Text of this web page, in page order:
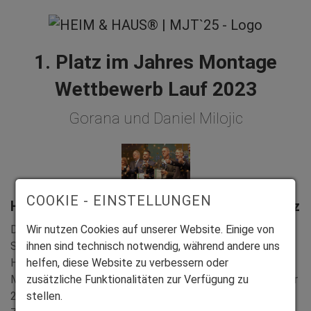
1. Platz im Jahres Montage
Wettbewerb Lauf 2023
Gorana und Daniel Milojic
Hohe Leistungsfähigkeit und große Konstanz
Der Platz an der Tabellenspitze ist Ihnen nicht unbekannt!
Seit einem Jahrzehnt montieren sie hoch erfolgreich für
HEIM & HAUS im Großraum München und im Rahmen der
Montagejahrestagung 2024 durften wir Sie bereits für über
20 Millionen montierten Lebensumsatz ehren – diese
COOKIE - EINSTELLUNGEN
Wir nutzen Cookies auf unserer Website. Einige von
ihnen sind technisch notwendig, während andere uns
helfen, diese Website zu verbessern oder
zusätzliche Funktionalitäten zur Verfügung zu
stellen.